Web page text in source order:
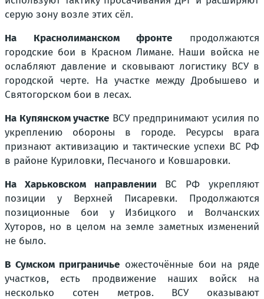
серую зону возле этих сёл.
На Краснолиманском фронте продолжаются
городские бои в Красном Лимане. Наши войска не
ослабляют давление и сковывают логистику ВСУ в
городской черте. На участке между Дробышево и
Святогорском бои в лесах.
На Купянском участке ВСУ предпринимают усилия по
укреплению обороны в городе. Ресурсы врага
признают активизацию и тактические успехи ВС РФ
в районе Куриловки, Песчаного и Ковшаровки.
На Харьковском направлении ВС РФ укрепляют
позиции у Верхней Писаревки. Продолжаются
позиционные бои у Избицкого и Волчанских
Хуторов, но в целом на земле заметных изменений
не было.
В Сумском приграничье ожесточённые бои на ряде
участков, есть продвижение наших войск на
несколько сотен метров. ВСУ оказывают